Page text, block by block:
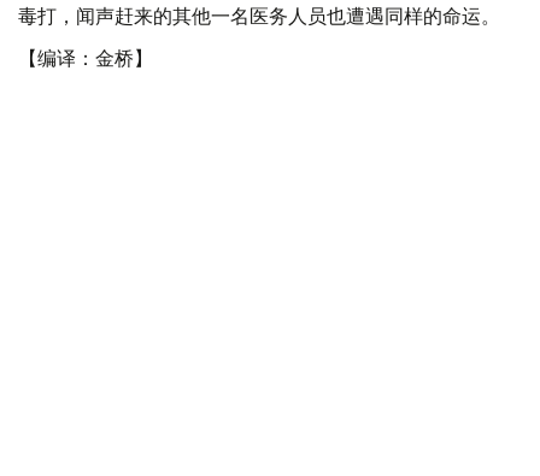
毒打，闻声赶来的其他一名医务人员也遭遇同样的命运。
【编译：金桥】